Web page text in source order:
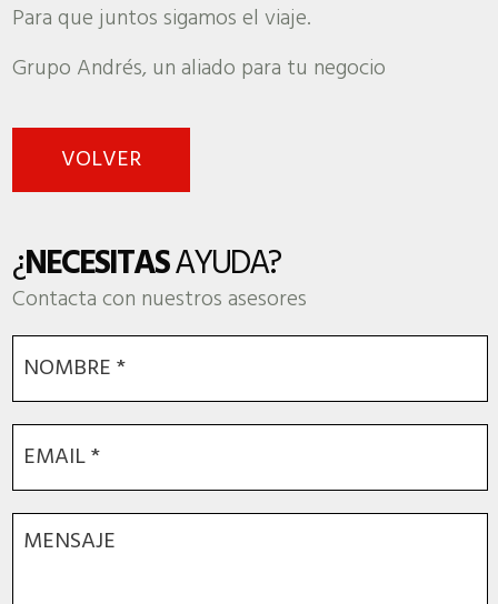
Para que juntos sigamos el viaje.
Grupo Andrés, un aliado para tu negocio
VOLVER
¿NECESITASAYUDA?
Contacta con nuestros asesores